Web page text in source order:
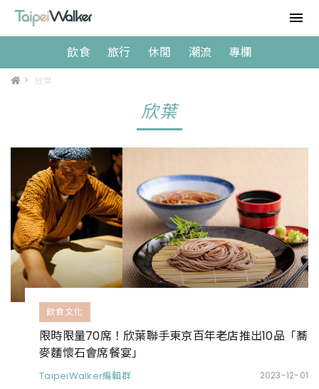
飲食 旅行 休閒 潮流 專欄
> 欣葉
欣葉
飲食文化
限時限量70席！欣葉聯手東京百年老店推出10品「蕎
麥麵懷石會席餐宴」
TaipeiWalker編輯群 2023-12-01